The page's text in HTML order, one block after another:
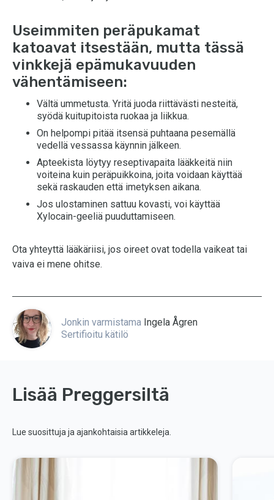
Useimmiten peräpukamat
katoavat itsestään, mutta tässä
vinkkejä epämukavuuden
vähentämiseen:
Vältä ummetusta. Yritä juoda riittävästi nesteitä,
syödä kuitupitoista ruokaa ja liikkua.
On helpompi pitää itsensä puhtaana pesemällä
vedellä vessassa käynnin jälkeen.
Apteekista löytyy reseptivapaita lääkkeitä niin
voiteina kuin peräpuikkoina, joita voidaan käyttää
sekä raskauden että imetyksen aikana.
Jos ulostaminen sattuu kovasti, voi käyttää
Xylocain-geeliä puuduttamiseen.
Ota yhteyttä lääkäriisi, jos oireet ovat todella vaikeat tai
vaiva ei mene ohitse.
Jonkin varmistama Ingela Ågren
Sertifioitu kätilö
Lisää Preggersiltä
Lue suosittuja ja ajankohtaisia artikkeleja.